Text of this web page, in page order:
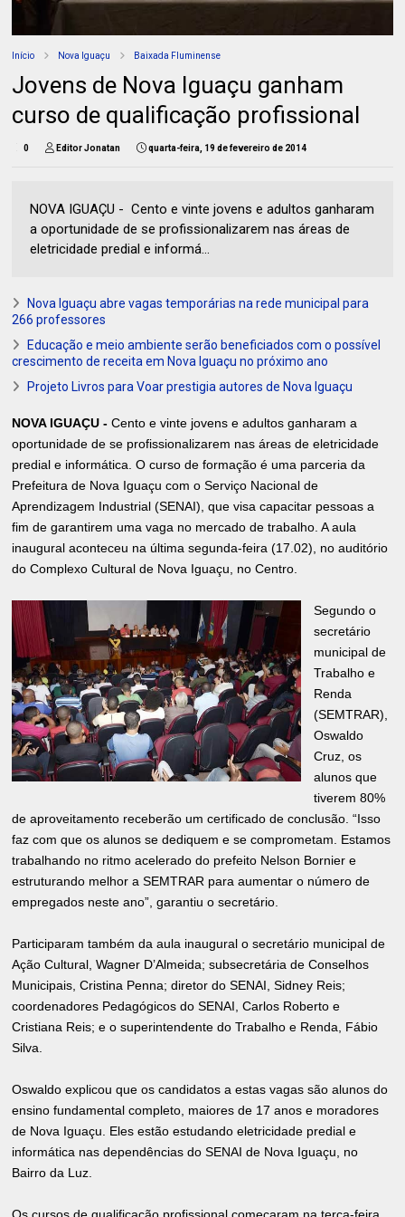
Início Nova Iguaçu Baixada Fluminense
Jovens de Nova Iguaçu ganham
curso de qualificação profissional
0 Editor Jonatan quarta-feira, 19 de fevereiro de 2014
NOVA IGUAÇU - Cento e vinte jovens e adultos ganharam
a oportunidade de se profissionalizarem nas áreas de
eletricidade predial e informá...
Nova Iguaçu abre vagas temporárias na rede municipal para
266 professores
Educação e meio ambiente serão beneficiados com o possível
crescimento de receita em Nova Iguaçu no próximo ano
Projeto Livros para Voar prestigia autores de Nova Iguaçu
NOVA IGUAÇU -Cento e vinte jovens e adultos ganharam a
oportunidade de se profissionalizarem nas áreas de eletricidade
predial e informática. O curso de formação é uma parceria da
Prefeitura de Nova Iguaçu com o Serviço Nacional de
Aprendizagem Industrial (SENAI), que visa capacitar pessoas a
fim de garantirem uma vaga no mercado de trabalho. A aula
inaugural aconteceu na última segunda-feira (17.02), no auditório
do Complexo Cultural de Nova Iguaçu, no Centro.
Segundo o
secretário
municipal de
Trabalho e
Renda
(SEMTRAR),
Oswaldo
Cruz, os
alunos que
tiverem 80%
de aproveitamento receberão um certificado de conclusão. “Isso
faz com que os alunos se dediquem e se comprometam. Estamos
trabalhando no ritmo acelerado do prefeito Nelson Bornier e
estruturando melhor a SEMTRAR para aumentar o número de
empregados neste ano”, garantiu o secretário.
Participaram também da aula inaugural o secretário municipal de
Ação Cultural, Wagner D’Almeida; subsecretária de Conselhos
Municipais, Cristina Penna; diretor do SENAI, Sidney Reis;
coordenadores Pedagógicos do SENAI, Carlos Roberto e
Cristiana Reis; e o superintendente do Trabalho e Renda, Fábio
Silva.
Oswaldo explicou que os candidatos a estas vagas são alunos do
ensino fundamental completo, maiores de 17 anos e moradores
de Nova Iguaçu. Eles estão estudando eletricidade predial e
informática nas dependências do SENAI de Nova Iguaçu, no
Bairro da Luz.